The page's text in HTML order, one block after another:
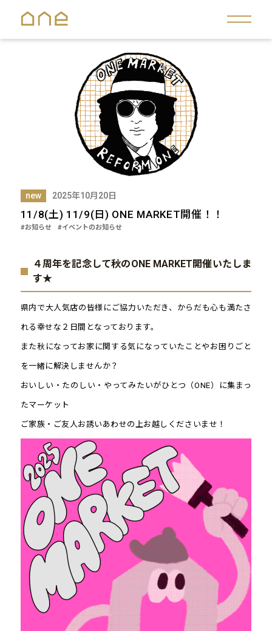
new 2025年10月20日
11/8(土) 11/9(日) ONE MARKET開催！！
#お知らせ #イベントのお知らせ
４周年を記念して秋のONE MARKET開催いたしま
す★
県内で大人気店の皆様にご協力いただき、からだも心も満たさ
れる幸せな２日間となっております。
また秋になってお家に関する気になっていたことやお困りごと
を一緒に解決しませんか？
おいしい・たのしい・やってみたいがひとつ（ONE）に集まっ
たマーケット
ご家族・ご友人お誘いあわせの上お越しくださいませ！